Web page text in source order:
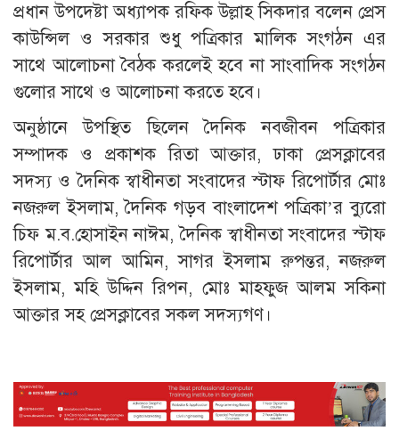
প্রধান উপদেষ্টা অধ্যাপক রফিক উল্লাহ সিকদার বলেন প্রেস
কাউন্সিল ও সরকার শুধু পত্রিকার মালিক সংগঠন এর
সাথে আলোচনা বৈঠক করলেই হবে না সাংবাদিক সংগঠন
গুলোর সাথে ও আলোচনা করতে হবে।
অনুষ্ঠানে উপস্থিত ছিলেন দৈনিক নবজীবন পত্রিকার
সম্পাদক ও প্রকাশক রিতা আক্তার, ঢাকা প্রেসক্লাবের
সদস্য ও দৈনিক স্বাধীনতা সংবাদের স্টাফ রিপোর্টার মোঃ
নজরুল ইসলাম, দৈনিক গড়ব বাংলাদেশ পত্রিকা’র ব্যুরো
চিফ ম.ব.হোসাইন নাঈম, দৈনিক স্বাধীনতা সংবাদের স্টাফ
রিপোর্টার আল আমিন, সাগর ইসলাম রুপন্তর, নজরুল
ইসলাম, মহি উদ্দিন রিপন, মোঃ মাহফুজ আলম সকিনা
আক্তার সহ প্রেসক্লাবের সকল সদস্যগণ।